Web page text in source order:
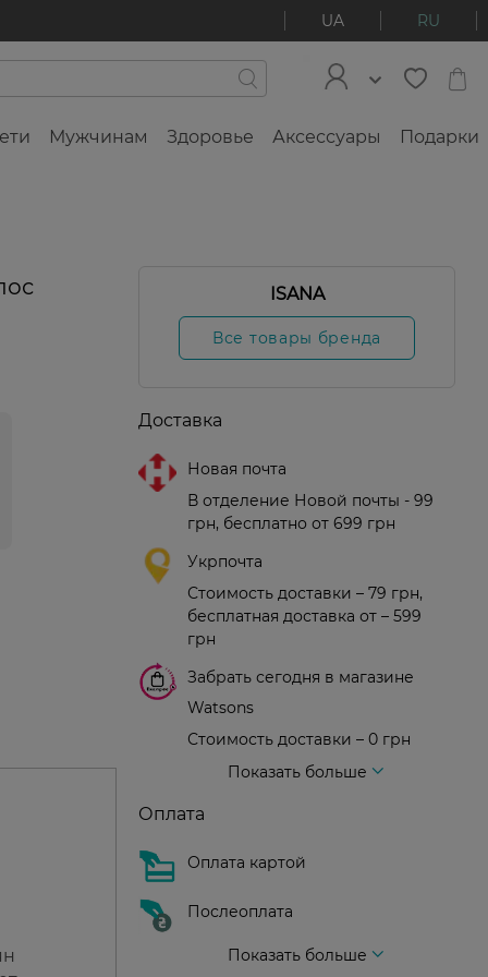
UA RU
Мужчинам Здоровье Аксессуары Подарки
ISANA
Все товары бренда
Доставка
Новая почта
В отделение Новой почты - 99
грн, бесплатно от 699 грн
Укрпочта
Стоимость доставки – 79 грн,
бесплатная доставка от – 599
грн
Забрать сегодня в магазине
Watsons
Стоимость доставки – 0 грн
Показать больше
Оплата
Оплата картой
Послеоплата
Показать больше